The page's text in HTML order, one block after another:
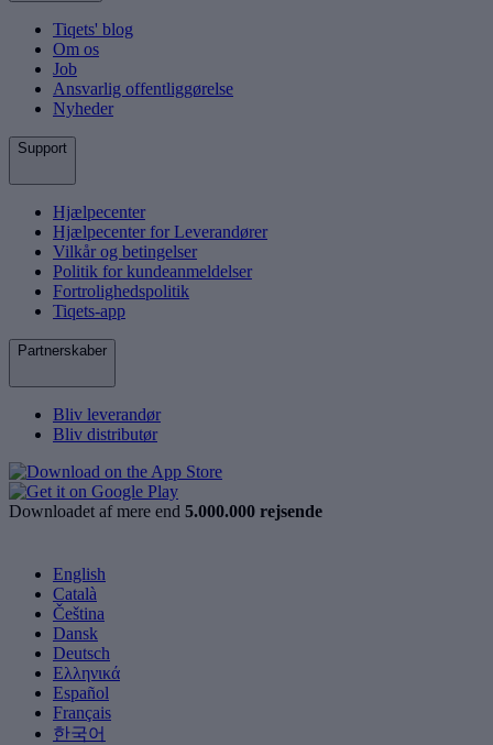
Tiqets' blog
Om os
Job
Ansvarlig offentliggørelse
Nyheder
Support
Hjælpecenter
Hjælpecenter for Leverandører
Vilkår og betingelser
Politik for kundeanmeldelser
Fortrolighedspolitik
Tiqets-app
Partnerskaber
Bliv leverandør
Bliv distributør
Downloadet af mere end 5.000.000 rejsende
English
Català
Čeština
Dansk
Deutsch
Ελληνικά
Español
Français
한국어